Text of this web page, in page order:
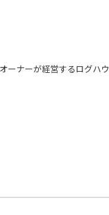
ーナーが経営するログハ
お楽しみいただけます。
くれます。